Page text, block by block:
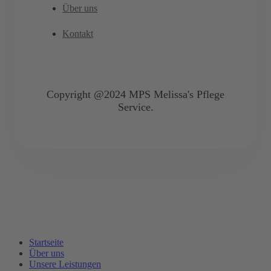
Über uns
Kontakt
Copyright @2024 MPS Melissa's Pflege
Service.
Startseite
Über uns
Unsere Leistungen